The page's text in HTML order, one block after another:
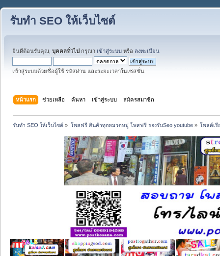
รับทำ SEO ให้เว็บไซต์
ยินดีต้อนรับคุณ, บุคคลทั่วไป กรุณา เข้าสู่ระบบ หรือ ลงทะเบียน
เข้าสู่ระบบด้วยชื่อผู้ใช้ รหัสผ่าน และระยะเวลาในเซสชั่น
หน้าแรก ช่วยเหลือ ค้นหา เข้าสู่ระบบ สมัครสมาชิก
รับทำ SEO ให้เว็บไซต์ » โพสฟรี สินค้าทุกหมวดหมู่ โพสฟรี รองรับSeo youtube» โพสต์เรี